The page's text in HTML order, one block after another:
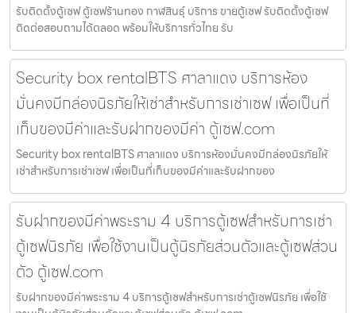
รับติดตั้งตู้เซฟ ตู้เซฟร้านทอง กาฬสินธุ์ บริการ ขายตู้เซฟ รับติดตั้งตู้เซฟ
ติดต่อสอบถามได้ตลอด พร้อมให้บริการทั่วไทย รับ
Security box rentalBTS ศาลาแดง บริการห้อง
มั่นคงมีกล่องนิรภัยให้เช่าสำหรับการเช่าเซฟ เพื่อเป็นที่
เก็บของมีค่าและรับฝากของมีค่า ตู้เซฟ.com
Security box rentalBTS ศาลาแดง บริการห้องมั่นคงมีกล่องนิรภัยให้
เช่าสำหรับการเช่าเซฟ เพื่อเป็นที่เก็บของมีค่าและรับฝากของ
รับฝากของมีค่าพระราม 4 บริการตู้เซฟสำหรับการเช่า
ตู้เซฟนิรภัย เพื่อใช้งานเป็นตู้นิรภัยส่วนตัวและตู้เซฟส่วน
ตัว ตู้เซฟ.com
รับฝากของมีค่าพระราม 4 บริการตู้เซฟสำหรับการเช่าตู้เซฟนิรภัย เพื่อใช้